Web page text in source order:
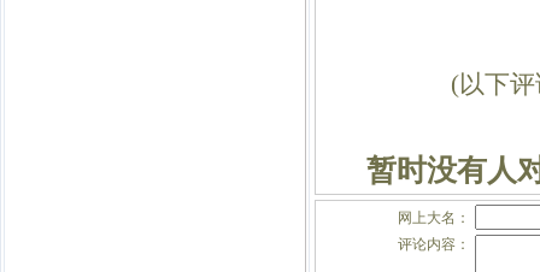
(以下
暂时没有人
网上大名：
评论内容：